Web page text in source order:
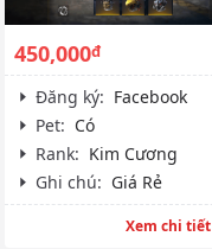
450,000đ
Đăng ký: Facebook
Pet: Có
Rank: Kim Cương
Ghi chú: Giá Rẻ
Xem chi tiết